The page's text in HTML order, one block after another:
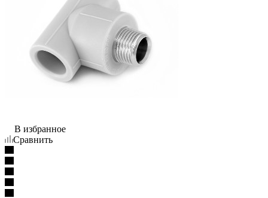
В избранное
Сравнить